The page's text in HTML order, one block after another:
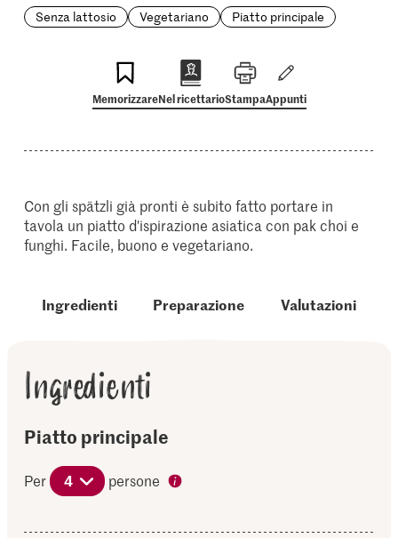
Senza lattosio
Vegetariano Piatto principale
MemorizzareNel ricettarioStampaAppunti
Con gli spätzli già pronti è subito fatto portare in
tavola un piatto d'ispirazione asiatica con pak choi e
funghi. Facile, buono e vegetariano.
Ingredienti Preparazione Valutazioni
Ingredienti
Piatto principale
Per 4 persone